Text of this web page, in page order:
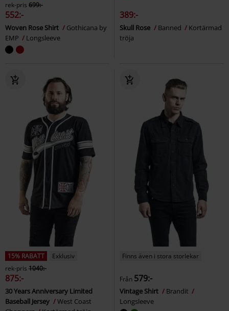
rek-pris 699:-
552:-
Woven Rose Shirt
Gothicana by
EMP
Longsleeve
389:-
Skull Rose Banned
Kortärmad
tröja
15% RABATT
Exklusiv
rek-pris 1040:-
875:-
30 Years Anniversary Limited
Baseball Jersey
West Coast
Finns även i stora storlekar
Från 579:-
Vintage Shirt
Brandit
Longsleeve